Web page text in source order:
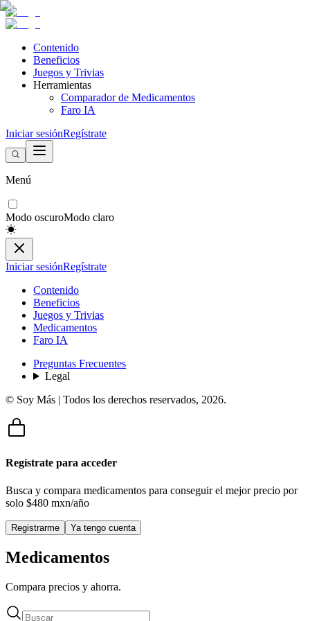
Contenido
Beneficios
Juegos y Trivias
Herramientas
Comparador de Medicamentos
Faro IA
Iniciar sesiónRegístrate
Menú
Modo oscuroModo claro
Iniciar sesiónRegístrate
Contenido
Beneficios
Juegos y Trivias
Medicamentos
Faro IA
Preguntas Frecuentes
Legal
© Soy Más | Todos los derechos reservados, 2026.
Regístrate para acceder
Busca y compara medicamentos para conseguir el mejor precio por
solo $480 mxn/año
Registrarme Ya tengo cuenta
Medicamentos
Compara precios y ahorra.